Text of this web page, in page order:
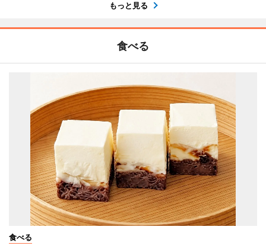
もっと見る
食べる
食べる